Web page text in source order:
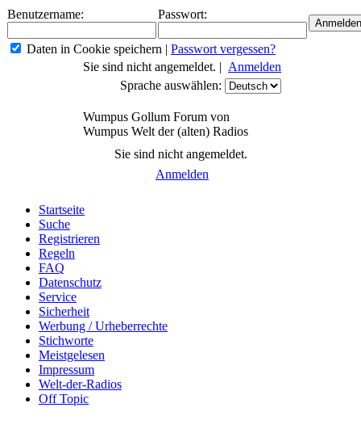
Benutzername: Passwort:
Daten in Cookie speichern | Passwort vergessen?
Sie sind nicht angemeldet. | Anmelden
Sprache auswählen:
Wumpus Gollum Forum von
Wumpus Welt der (alten) Radios
Sie sind nicht angemeldet.
Anmelden
Startseite
Suche
Registrieren
Regeln
FAQ
Datenschutz
Service
Sicherheit
Werbung / Urheberrechte
Stichworte
Meistgelesen
Impressum
Welt-der-Radios
Off Topic